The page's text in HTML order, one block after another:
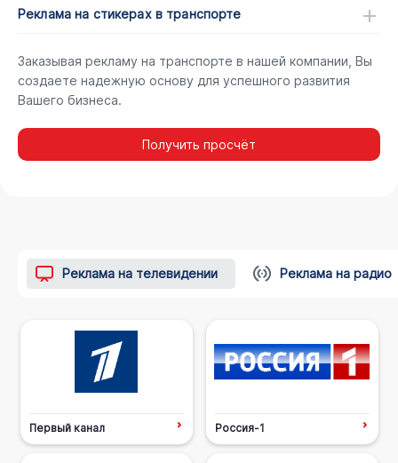
Реклама на стикерах в транспорте
Заказывая рекламу на транспорте в нашей компании, Вы
создаете надежную основу для успешного развития
Вашего бизнеса.
Получить просчёт
Реклама на телевидении Реклама на радио
Первый канал Россия-1